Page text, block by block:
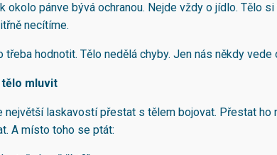
okolo pánve bývá ochranou. Nejde vždy o jídlo. Tělo
necítíme.
třeba hodnotit. Tělo nedělá chyby. Jen nás někdy vede
tělo mluvit
největší laskavostí přestat s tělem bojovat. Přestat ho
A místo toho se ptát: